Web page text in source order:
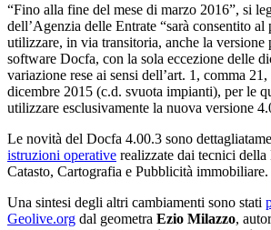
“Fino alla fine del mese di marzo 2016”, si
dell’Agenzia delle Entrate “sarà consentito al
utilizzare, in via transitoria, anche la versione
software Docfa, con la sola eccezione delle
variazione rese ai sensi dell’art. 1, comma
dicembre 2015 (c.d. svuota impianti), per le
utilizzare esclusivamente la nuova versione
Le novità del Docfa 4.00.3 sono
istruzioni operative realizzate dai tecnici
Catasto, Cartografia e Pubblicità immobiliare.
Una sintesi degli altri cambiamenti sono stati
Geolive.org dal geometra Ezio Milazzo,